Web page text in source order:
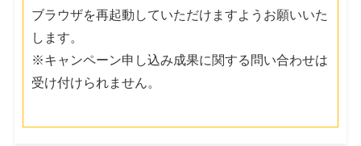
ブラウザを再起動していただけますようお願いいた
します。
※キャンペーン申し込み成果に関する問い合わせは
受け付けられません。